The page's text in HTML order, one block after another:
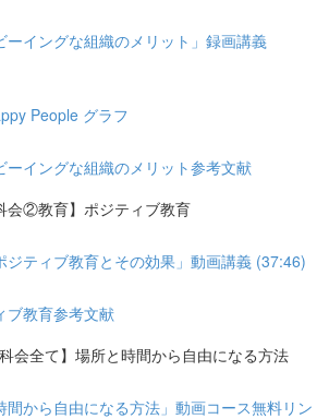
ーイングな組織のメリット」録画講義
People グラフ
ーイングな組織のメリット参考文献
会②教育】ポジティブ教育
ジティブ教育とその効果」動画講義 (37:46)
ブ教育参考文献
会全て】場所と時間から自由になる方法
間から自由になる方法」動画コース無料リン